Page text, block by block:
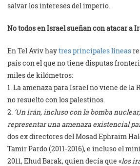
salvar los intereses del imperio.
No todos en Israel sueñan con atacar a
En Tel Aviv haytres principales líneas
país con el que no tiene disputas
miles de kilómetros:
1. La amenaza para Israel no viene de la
no resuelto con los palestinos.
2. ‘Un Irán, incluso con la bomba
representar una amenaza existencial
dos ex directores del Mosad Ephraim
Tamir Pardo (2011-2016), e incluso el
2011, Ehud Barak, quien decía que «los